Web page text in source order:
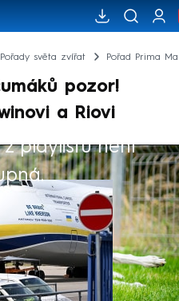
Pořady světa zvířat Pořad Prima
pozor!
a Riovi
playlistu není